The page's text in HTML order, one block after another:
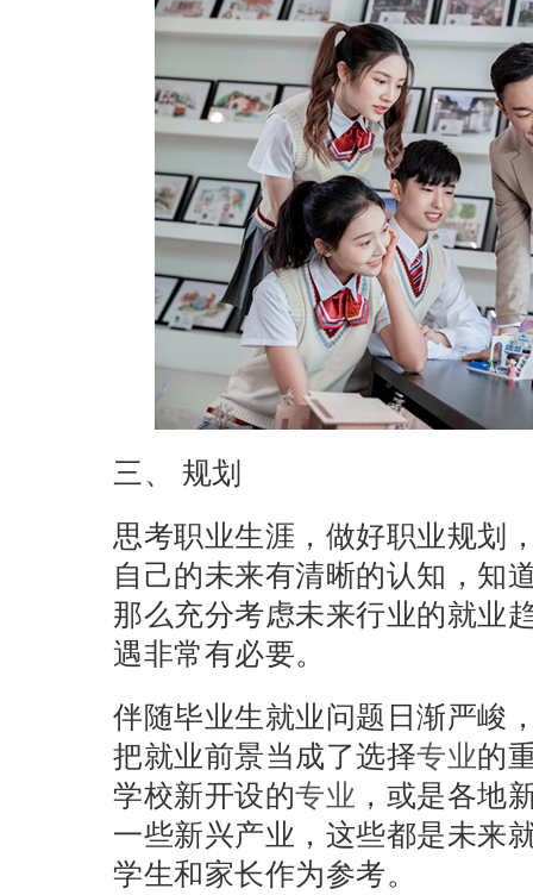
三、
规划
思考职业生涯，做好职业规划
自己的未来有清晰的认知，知
那么充分考虑未来行业的就业
遇非常有必要。
伴随毕业生就业问题日渐严峻
把就业前景当成了选择专业的
学校新开设的专业 ，或是各地
一些新兴产业，这些都是未来
学生和家长作为参考。